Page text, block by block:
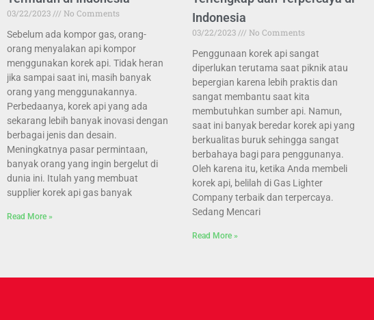
03/22/2023
No Comments
Sebelum ada kompor gas, orang-
orang menyalakan api kompor
menggunakan korek api. Tidak heran
jika sampai saat ini, masih banyak
orang yang menggunakannya.
Perbedaanya, korek api yang ada
sekarang lebih banyak inovasi dengan
berbagai jenis dan desain.
Meningkatnya pasar permintaan,
banyak orang yang ingin bergelut di
dunia ini. Itulah yang membuat
supplier korek api gas banyak
Read More »
Indonesia
03/22/2023
No Comments
Penggunaan korek api sangat
diperlukan terutama saat piknik atau
bepergian karena lebih praktis dan
sangat membantu saat kita
membutuhkan sumber api. Namun,
saat ini banyak beredar korek api yang
berkualitas buruk sehingga sangat
berbahaya bagi para penggunanya.
Oleh karena itu, ketika Anda membeli
korek api, belilah di Gas Lighter
Company terbaik dan terpercaya.
Sedang Mencari
Read More »